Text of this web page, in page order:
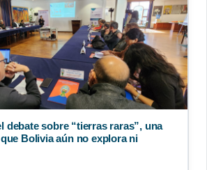
debate sobre “tierras raras”, una
Bolivia aún no explora ni